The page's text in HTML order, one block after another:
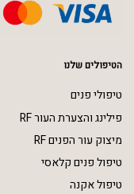
הטיפולים שלנו
טיפולי פנים
פילינג והצערת העור RF
מיצוק עור הפנים RF
טיפול פנים קלאסי
טיפול אקנה